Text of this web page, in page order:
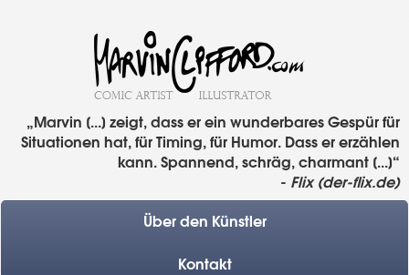
„Marvin [...] zeigt, dass er ein wunderbares Gespür für
Situationen hat, für Timing, für Humor. Dass er erzählen
kann. Spannend, schräg, charmant [...]“
- Flix (der-flix.de)
Über den Künstler
Kontakt